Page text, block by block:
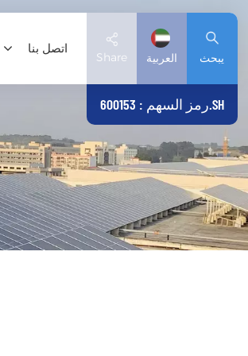
اتصل بنا
Share العربية
English
Deutsch
español
日本語
يبحث
رمز السهم : 600153.SH